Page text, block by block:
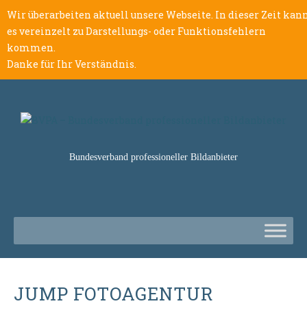
Wir überarbeiten aktuell unsere Webseite. In dieser Zeit
es vereinzelt zu Darstellungs- oder Funktionsfehlern
kommen.
Danke für Ihr Verständnis.
Bundesverband professioneller Bildanbieter
JUMP FOTOAGENTUR